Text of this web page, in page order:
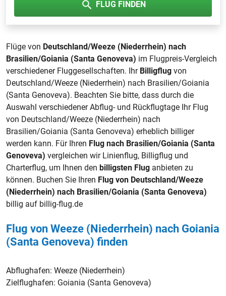
FLUG FINDEN
Flüge von Deutschland/Weeze (Niederrhein) nach
Brasilien/Goiania (Santa Genoveva) im Flugpreis-Vergleich
verschiedener Fluggesellschaften. Ihr Billigflug von
Deutschland/Weeze (Niederrhein) nach Brasilien/Goiania
(Santa Genoveva). Beachten Sie bitte, dass durch die
Auswahl verschiedener Abflug- und Rückflugtage Ihr Flug
von Deutschland/Weeze (Niederrhein) nach
Brasilien/Goiania (Santa Genoveva) erheblich billiger
werden kann. Für Ihren Flug nach Brasilien/Goiania (Santa
Genoveva) vergleichen wir Linienflug, Billigflug und
Charterflug, um Ihnen den billigsten Flug anbieten zu
können. Buchen Sie Ihren Flug von Deutschland/Weeze
(Niederrhein) nach Brasilien/Goiania (Santa Genoveva)
billig auf billig-flug.de
Flug von Weeze (Niederrhein) nach Goiania
(Santa Genoveva) finden
Abflughafen: Weeze (Niederrhein)
Zielflughafen: Goiania (Santa Genoveva)